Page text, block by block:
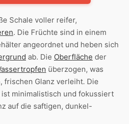
Schale voller reifer,
. Die Früchte sind in einem
angeordnet und heben sich
ab. Die Oberfläche der
überzogen, was
frischen Glanz verleiht. Die
minimalistisch und fokussiert
auf die saftigen, dunkel-